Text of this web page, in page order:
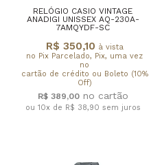
RELÓGIO CASIO VINTAGE
ANADIGI UNISSEX AQ-230A-
7AMQYDF-SC
R$ 350,10 à vista
no Pix Parcelado, Pix, uma vez
no
cartão de crédito ou Boleto (10%
Off)
R$ 389,00
ou 10x de R$ 38,90 sem juros